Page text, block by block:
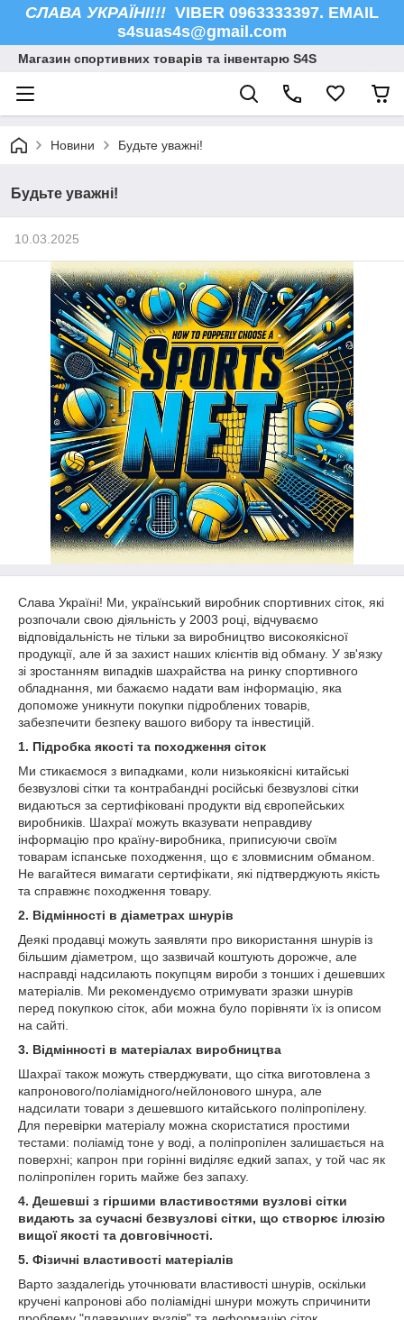
СЛАВА УКРАЇНІ!!! VIBER 0963333397. EMAIL
s4suas4s@gmail.com
Магазин спортивних товарів та інвентарю S4S
Новини Будьте уважні!
Будьте уважні!
10.03.2025
Слава Україні! Ми, український виробник спортивних сіток, які
розпочали свою діяльність у 2003 році, відчуваємо
відповідальність не тільки за виробництво високоякісної
продукції, але й за захист наших клієнтів від обману. У зв'язку
зі зростанням випадків шахрайства на ринку спортивного
обладнання, ми бажаємо надати вам інформацію, яка
допоможе уникнути покупки підроблених товарів,
забезпечити безпеку вашого вибору та інвестицій.
1. Підробка якості та походження сіток
Ми стикаємося з випадками, коли низькоякісні китайські
безвузлові сітки та контрабандні російські безвузлові сітки
видаються за сертифіковані продукти від європейських
виробників. Шахраї можуть вказувати неправдиву
інформацію про країну-виробника, приписуючи своїм
товарам іспанське походження, що є зловмисним обманом.
Не вагайтеся вимагати сертифікати, які підтверджують якість
та справжнє походження товару.
2. Відмінності в діаметрах шнурів
Деякі продавці можуть заявляти про використання шнурів із
більшим діаметром, що зазвичай коштують дорожче, але
насправді надсилають покупцям вироби з тонших і дешевших
матеріалів. Ми рекомендуємо отримувати зразки шнурів
перед покупкою сіток, аби можна було порівняти їх із описом
на сайті.
3. Відмінності в матеріалах виробництва
Шахраї також можуть стверджувати, що сітка виготовлена з
капронового/поліамідного/нейлонового шнура, але
надсилати товари з дешевшого китайського поліпропілену.
Для перевірки матеріалу можна скористатися простими
тестами: поліамід тоне у воді, а поліпропілен залишається на
поверхні; капрон при горінні виділяє едкий запах, у той час як
поліпропілен горить майже без запаху.
4. Дешевші з гіршими властивостями вузлові сітки
видають за сучасні безвузлові сітки, що створює ілюзію
вищої якості та довговічності.
5. Фізичні властивості матеріалів
Варто заздалегідь уточнювати властивості шнурів, оскільки
кручені капронові або поліамідні шнури можуть спричинити